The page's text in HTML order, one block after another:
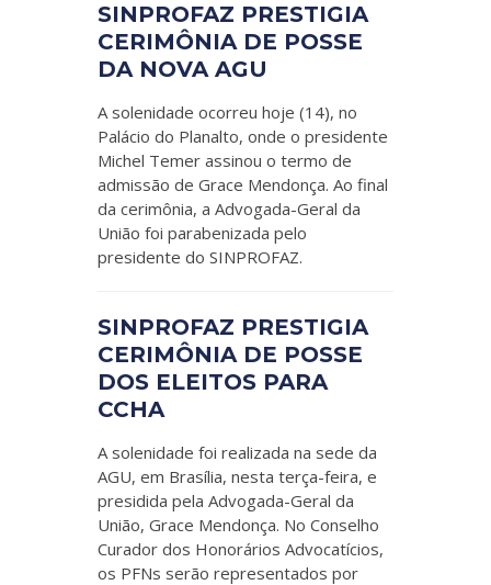
SINPROFAZ PRESTIGIA
CERIMÔNIA DE POSSE
DA NOVA AGU
A solenidade ocorreu hoje (14), no
Palácio do Planalto, onde o presidente
Michel Temer assinou o termo de
admissão de Grace Mendonça. Ao final
da cerimônia, a Advogada-Geral da
União foi parabenizada pelo
presidente do SINPROFAZ.
SINPROFAZ PRESTIGIA
CERIMÔNIA DE POSSE
DOS ELEITOS PARA
CCHA
A solenidade foi realizada na sede da
AGU, em Brasília, nesta terça-feira, e
presidida pela Advogada-Geral da
União, Grace Mendonça. No Conselho
Curador dos Honorários Advocatícios,
os PFNs serão representados por